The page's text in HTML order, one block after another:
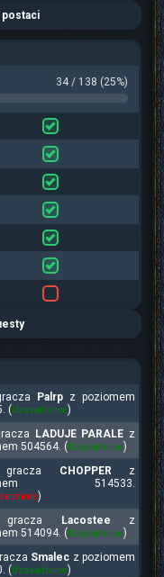
34 / 138 (25%)
Palrp z poziomem
( Uzasadnione)
LADUJE PARALE z
504564. ( Uzasadnione)
gracza CHOPPER z
514533.
)
gracza Lacostee z
514094. ( Uzasadnione)
Smalec z poziomem
( Uzasadnione)